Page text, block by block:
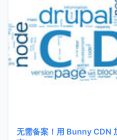
无需备案！用 Bunny CDN